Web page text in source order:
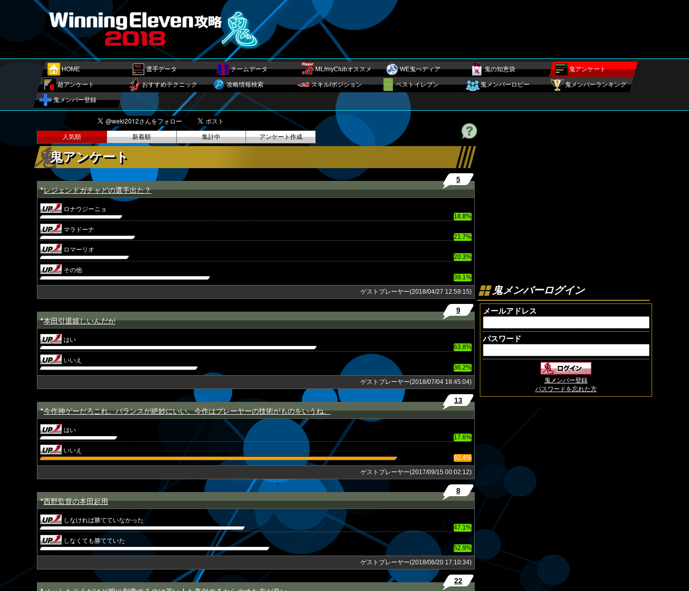
HOME 選手データ チームデータ ML/myClubオススメ WE鬼ぺディア 鬼の知恵袋 鬼アンケート
超アンケート おすすめテクニック 攻略情報検索 スキル/ポジション ベストイレブン 鬼メンバーロビー 鬼メンバーランキング
鬼メンバー登録
人気順 新着順 集計中 アンケート作成
鬼アンケート
★レジェンドガチャどの選手出た？
5
ロナウジーニョ
18.8%
マラドーナ
21.7%
ロマーリオ
20.3%
その他
39.1%
ゲストプレーヤー(2018/04/27 12:59:15)
★本田引退嬉しいんだが
9
はい
63.8%
いいえ
36.2%
ゲストプレーヤー(2018/07/04 18:45:04)
★今作神ゲーだろこれ。バランスが絶妙にいい。今作はプレーヤーの技術がものをいうね。
13
はい
17.6%
いいえ
82.4%
ゲストプレーヤー(2017/09/15 00:02:12)
★西野監督の本田起用
8
しなければ勝てていなかった
47.1%
しなくても勝てていた
52.9%
ゲストプレーヤー(2018/06/20 17:10:34)
★
22
鬼メンバーログイン
メールアドレス
パスワード
鬼メンバー登録
パスワードを忘れた方